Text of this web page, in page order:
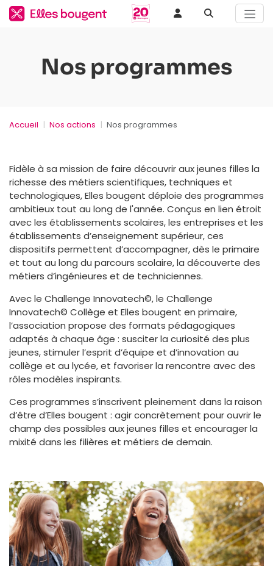
Nos programmes
Accueil Nos actions Nos programmes
Fidèle à sa mission de faire découvrir aux jeunes filles la
richesse des métiers scientifiques, techniques et
technologiques, Elles bougent déploie des programmes
ambitieux tout au long de l'année. Conçus en lien étroit
avec les établissements scolaires, les entreprises et les
établissements d’enseignement supérieur, ces
dispositifs permettent d’accompagner, dès le primaire
et tout au long du parcours scolaire, la découverte des
métiers d’ingénieures et de techniciennes.
Avec le Challenge Innovatech©, le Challenge
Innovatech© Collège et Elles bougent en primaire,
l’association propose des formats pédagogiques
adaptés à chaque âge : susciter la curiosité des plus
jeunes, stimuler l’esprit d’équipe et d’innovation au
collège et au lycée, et favoriser la rencontre avec des
rôles modèles inspirants.
Ces programmes s’inscrivent pleinement dans la raison
d’être d’Elles bougent : agir concrètement pour ouvrir le
champ des possibles aux jeunes filles et encourager la
mixité dans les filières et métiers de demain.